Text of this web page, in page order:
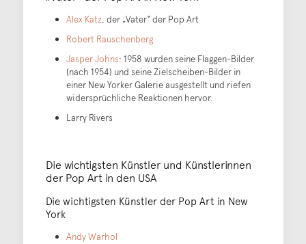
Alex Katz, der „Vater“ der Pop Art
Robert Rauschenberg
Jasper Johns: 1958 wurden seine Flaggen-Bilder
(nach 1954) und seine Zielscheiben-Bilder in
einer New Yorker Galerie ausgestellt und riefen
widersprüchliche Reaktionen hervor.
Larry Rivers
Die wichtigsten Künstler und Künstlerinnen
der Pop Art in den USA
Die wichtigsten Künstler der Pop Art in New
York
Andy Warhol